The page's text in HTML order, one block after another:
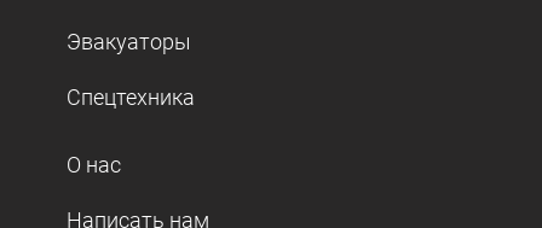
Эвакуаторы
Спецтехника
О нас
Написать нам